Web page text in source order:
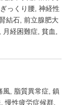
ぎっくり腰 神経性
結石 前立腺肥大
月経困難症 貧血
風 脂質異常症 鎮
慢性疲労症候群